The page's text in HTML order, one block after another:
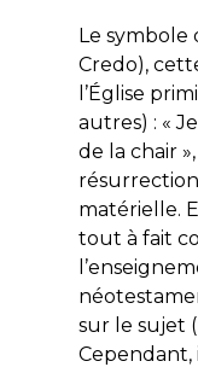
Le symbole
Credo),
l’Église
autres) : «
de la chair
matérielle.
tout à fait
sur le sujet
Cependant,